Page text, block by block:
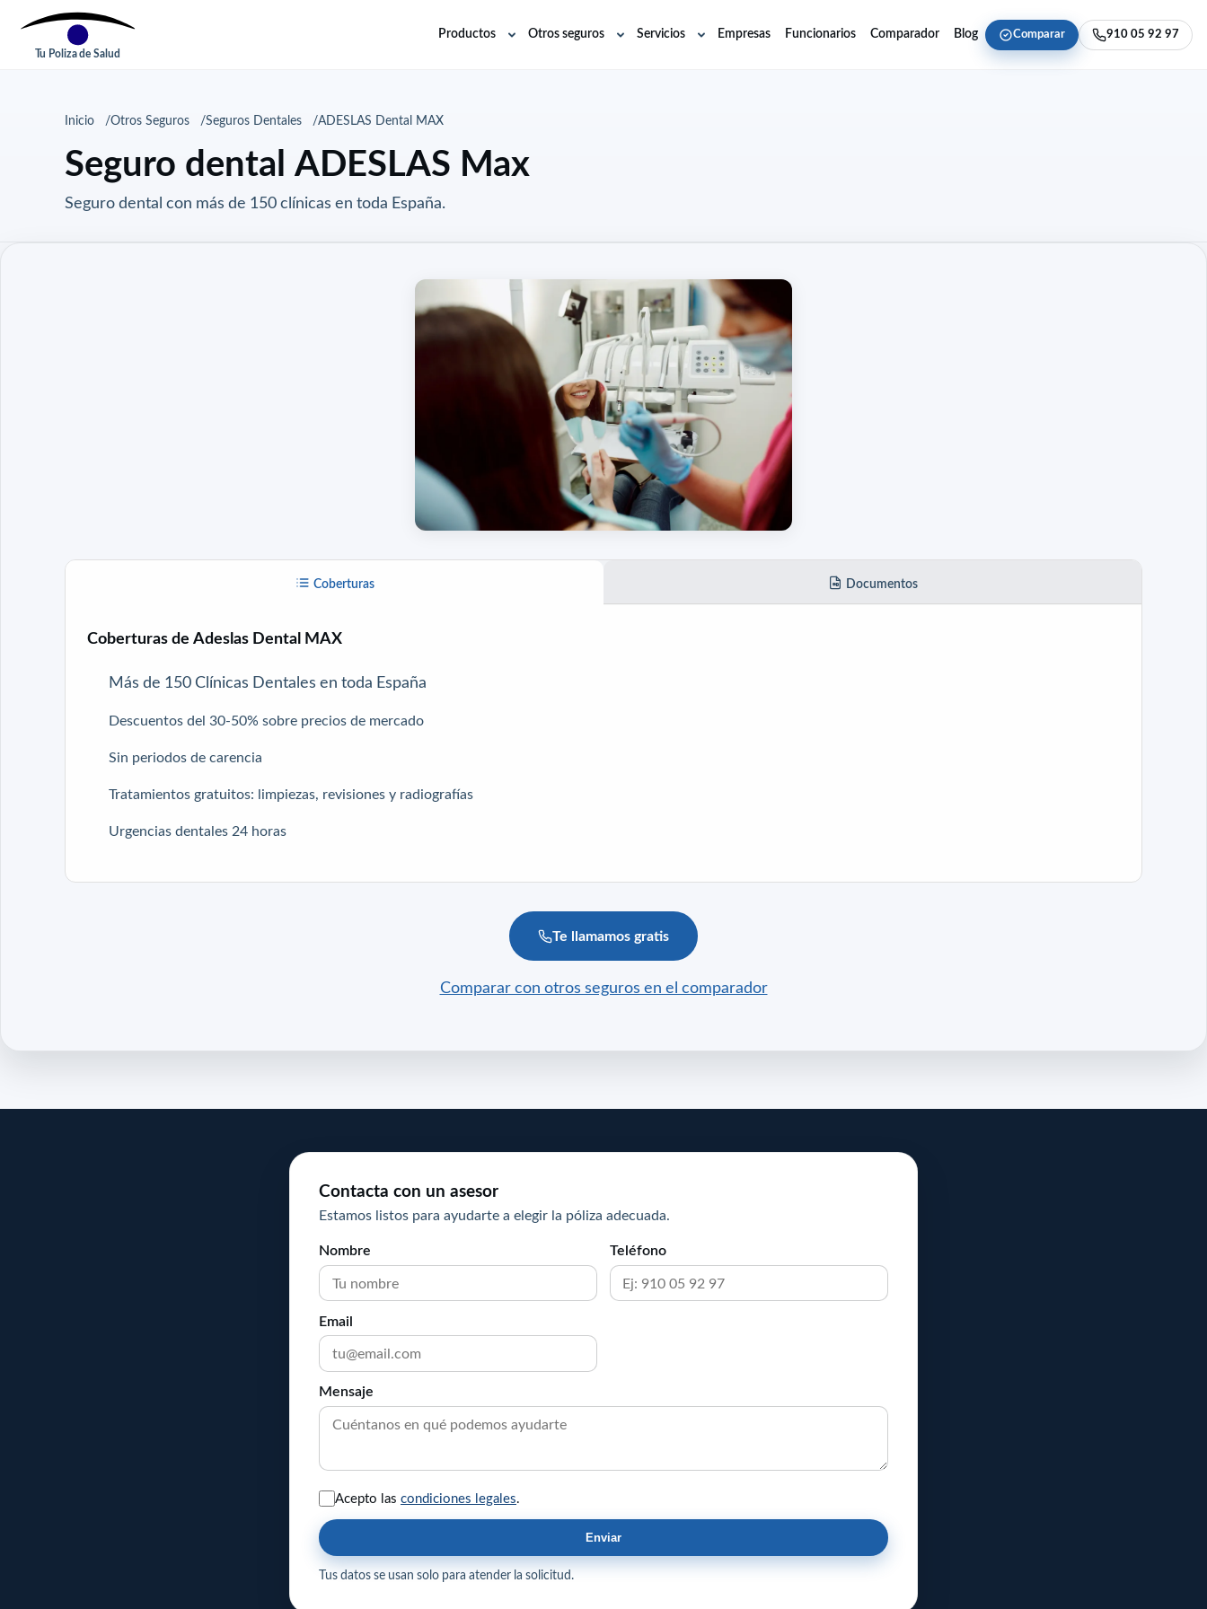
Tu Poliza de Salud
Productos
AbrirOtros seguros
AbrirServicios
AbrirEmpresas Funcionarios Comparador Blog Comparar 910 05 92 97
Inicio Otros Seguros Seguros Dentales ADESLAS Dental MAX
Seguro dental ADESLAS Max
Seguro dental con más de 150 clínicas en toda España.
Coberturas Documentos
Coberturas de Adeslas Dental MAX
Más de 150 Clínicas Dentales en toda España
Descuentos del 30-50% sobre precios de mercado
Sin periodos de carencia
Tratamientos gratuitos: limpiezas, revisiones y radiografías
Urgencias dentales 24 horas
Te llamamos gratis
Comparar con otros seguros en el comparador
Contacta con un asesor
Estamos listos para ayudarte a elegir la póliza adecuada.
Nombre Teléfono
Email
Mensaje
Acepto las condiciones legales
Enviar
Tus datos se usan solo para atender la solicitud.